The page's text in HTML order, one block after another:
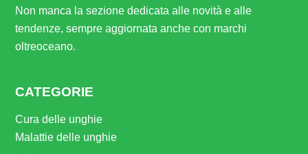
Non manca la sezione dedicata alle novità e alle
tendenze, sempre aggiornata anche con marchi
oltreoceano.
CATEGORIE
Cura delle unghie
Malattie delle unghie